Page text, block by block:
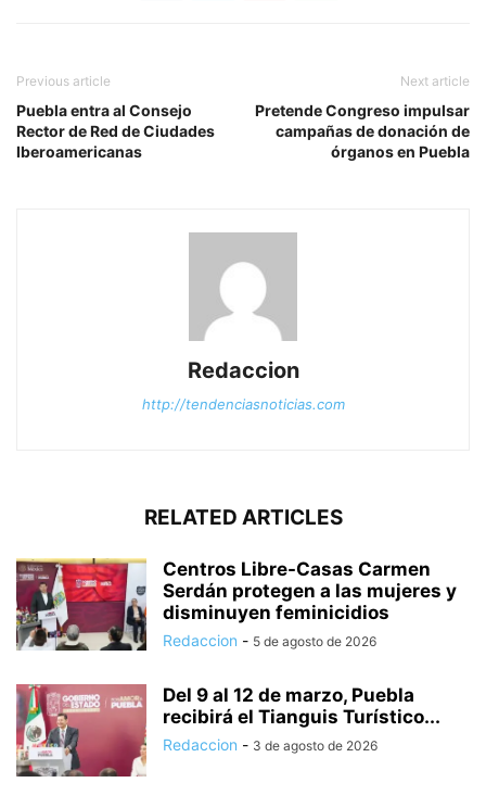
Previous article
Puebla entra al Consejo
Rector de Red de Ciudades
Iberoamericanas
Next article
Pretende Congreso impulsar
campañas de donación de
órganos en Puebla
Redaccion
http://tendenciasnoticias.com
RELATED ARTICLES
Centros Libre-Casas Carmen
Serdán protegen a las mujeres y
disminuyen feminicidios
Redaccion - 5 de agosto de 2026
Del 9 al 12 de marzo, Puebla
recibirá el Tianguis Turístico...
Redaccion - 3 de agosto de 2026